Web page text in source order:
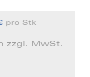
pro Stk
zzgl. MwSt.